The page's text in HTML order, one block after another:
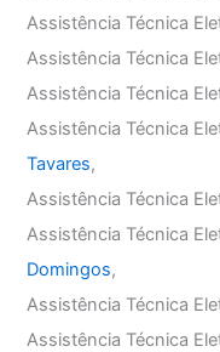
Assistência Técnica
Assistência Técnica
Assistência Técnica
Assistência Técnica
Tavares,
Assistência Técnica
Assistência Técnica
Domingos,
Assistência Técnica
Assistência Técnica